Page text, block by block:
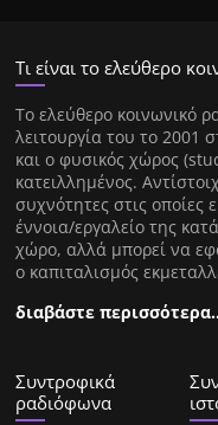
Τι είναι το ελεύθερο
Tο ελεύθερο κοινωνικό
λειτουργία του το 2001
και ο φυσικός χώρος
κατειλλημένος.
συχνότητες στις οποίες
έννοια/εργαλείο της
χώρο, αλλά μπορεί να
ο καπιταλισμός
διαβάστε
Συντροφικά
ραδιόφωνα